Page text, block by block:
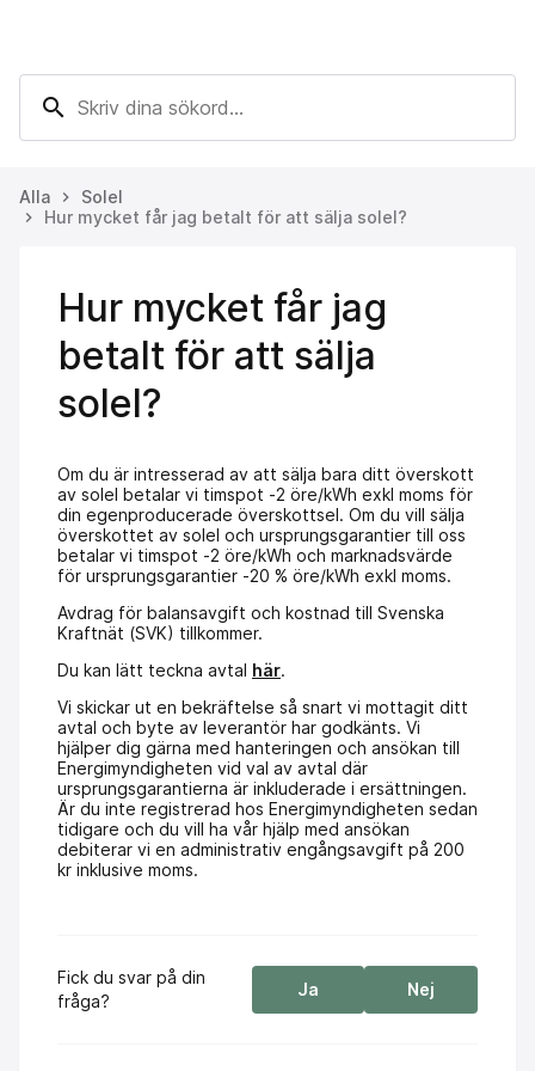
search
Alla keyboard_arrow_right Solel
keyboard_arrow_right Hur mycket får jag betalt för att sälja solel?
Hur mycket får jag
betalt för att sälja
solel?
Om du är intresserad av att sälja bara ditt överskott
av solel betalar vi timspot -2 öre/kWh exkl moms för
din egenproducerade överskottsel. Om du vill sälja
överskottet av solel och ursprungsgarantier till oss
betalar vi timspot -2 öre/kWh och marknadsvärde
för ursprungsgarantier -20 % öre/kWh exkl moms.
Avdrag för balansavgift och kostnad till Svenska
Kraftnät (SVK) tillkommer.
Du kan lätt teckna avtal här.
Vi skickar ut en bekräftelse så snart vi mottagit ditt
avtal och byte av leverantör har godkänts. Vi
hjälper dig gärna med hanteringen och ansökan till
Energimyndigheten vid val av avtal där
ursprungsgarantierna är inkluderade i ersättningen.
Är du inte registrerad hos Energimyndigheten sedan
tidigare och du vill ha vår hjälp med ansökan
debiterar vi en administrativ engångsavgift på 200
kr inklusive moms.
Fick du svar på din
fråga?
Ja Nej